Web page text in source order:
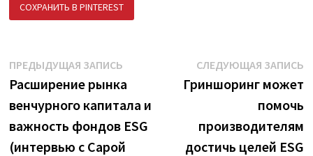
СОХРАНИТЬ В PINTEREST
Навигация
по
записям
ПРЕДЫДУЩАЯ ЗАПИСЬПредыдущая
запись:
Расширение рынка
венчурного капитала и
важность фондов ESG
(интервью с Сарой
СЛЕДУЮЩАЯ ЗАПИСЬ
Гриншоринг может
помочь
производителям
достичь целей ESG